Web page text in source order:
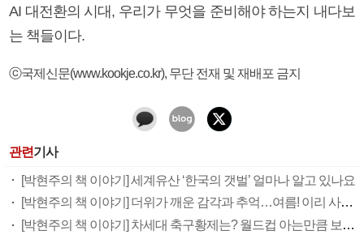
AI 대전환의 시대, 우리가 무엇을 준비해야 하는지 내다보
는 책들이다.
ⓒ국제신문(www.kookje.co.kr), 무단 전재 및 재배포 금지
관련기사
[박현주의 책 이야기] 세계유산 ‘한국의 갯벌’ 얼마나 알고 있나요
[박현주의 책 이야기] 더위가 깨운 감각과 추억…여름! 이리 사랑할 줄이야
[박현주의 책 이야기] 차세대 축구황제는? 월드컵 아는만큼 보여요